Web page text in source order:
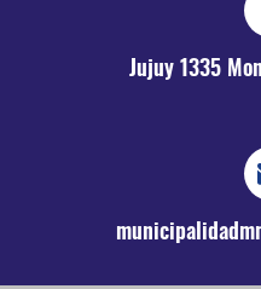
Jujuy 1335